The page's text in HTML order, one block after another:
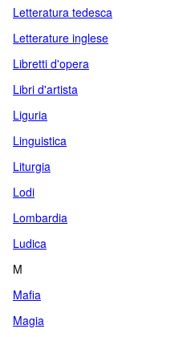
Letteratura tedesca
Letterature inglese
Libretti d'opera
Libri d'artista
Liguria
Linguistica
Liturgia
Lodi
Lombardia
Ludica
M
Mafia
Magia